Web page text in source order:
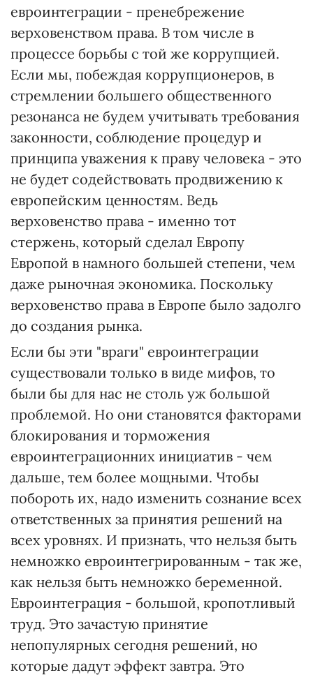
евроинтеграции - пренебрежение
верховенством права. В том числе в
процессе борьбы с той же коррупцией.
Если мы, побеждая коррупционеров, в
стремлении большего общественного
резонанса не будем учитывать требования
законности, соблюдение процедур и
принципа уважения к праву человека - это
не будет содействовать продвижению к
европейским ценностям. Ведь
верховенство права - именно тот
стержень, который сделал Европу
Европой в намного большей степени, чем
даже рыночная экономика. Поскольку
верховенство права в Европе было задолго
до создания рынка.
Если бы эти "враги" евроинтеграции
существовали только в виде мифов, то
были бы для нас не столь уж большой
проблемой. Но они становятся факторами
блокирования и торможения
евроинтеграционних инициатив - чем
дальше, тем более мощными. Чтобы
побороть их, надо изменить сознание всех
ответственных за принятия решений на
всех уровнях. И признать, что нельзя быть
немножко евроинтегрированным - так же,
как нельзя быть немножко беременной.
Евроинтеграция - большой, кропотливый
труд. Это зачастую принятие
непопулярных сегодня решений, но
которые дадут эффект завтра. Это